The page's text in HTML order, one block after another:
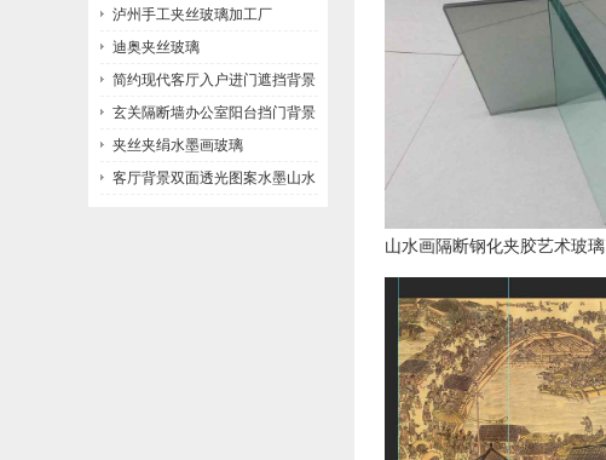
泸州手工夹丝玻璃加工厂
迪奥夹丝玻璃
简约现代客厅入户进门遮挡背景
墙玻璃
玄关隔断墙办公室阳台挡门背景
墙玻璃
夹丝夹绢水墨画玻璃
客厅背景双面透光图案水墨山水
山水画隔断钢化夹胶艺术玻璃